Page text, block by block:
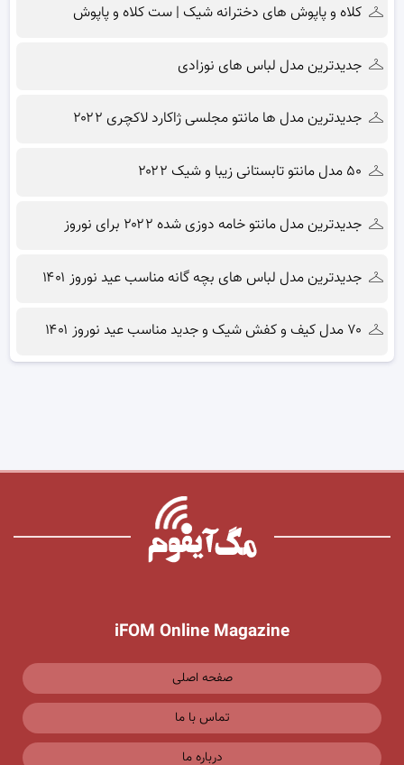
کلاه و پاپوش های دخترانه شیک | ست کلاه و پاپوش
جدیدترین مدل لباس های نوزادی
جدیدترین مدل ها مانتو مجلسی ژاکارد لاکچری ۲۰۲۲
۵۰ مدل مانتو تابستانی زیبا و شیک ۲۰۲۲
جدیدترین مدل مانتو خامه دوزی شده ۲۰۲۲ برای نوروز
جدیدترین مدل لباس های بچه گانه مناسب عید نوروز ۱۴۰۱
۷۰ مدل کیف و کفش شیک و جدید مناسب عید نوروز ۱۴۰۱
iFOM Online Magazine
صفحه اصلی
تماس با ما
درباره ما